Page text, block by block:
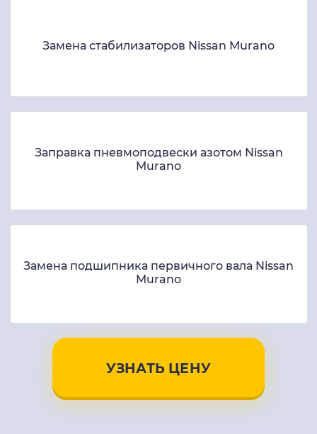
Замена стабилизаторов Nissan Murano
Заправка пневмоподвески азотом Nissan
Murano
Замена подшипника первичного вала Nissan
Murano
УЗНАТЬ ЦЕНУ